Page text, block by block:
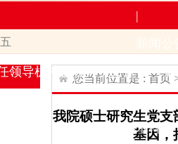
领导机构设置师资力量
|
学术科研
您当前位置是 : 首页
我院硕士研究生党
基因，